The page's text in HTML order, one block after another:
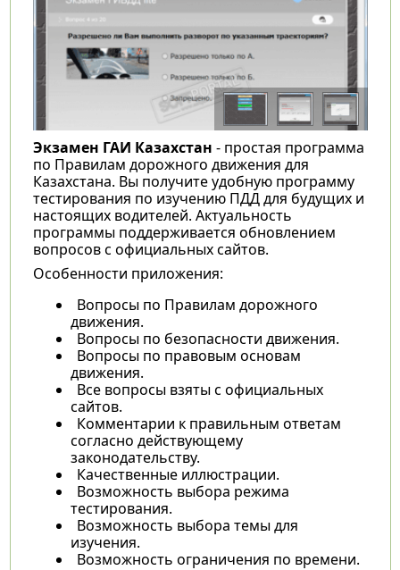
Экзамен ГАИ Казахстан - простая программа
по Правилам дорожного движения для
Казахстана. Вы получите удобную программу
тестирования по изучению ПДД для будущих и
настоящих водителей. Актуальность
программы поддерживается обновлением
вопросов с официальных сайтов.
Особенности приложения:
Вопросы по Правилам дорожного
движения.
Вопросы по безопасности движения.
Вопросы по правовым основам
движения.
Все вопросы взяты с официальных
сайтов.
Комментарии к правильным ответам
согласно действующему
законодательству.
Качественные иллюстрации.
Возможность выбора режима
тестирования.
Возможность выбора темы для
изучения.
Возможность ограничения по времени.